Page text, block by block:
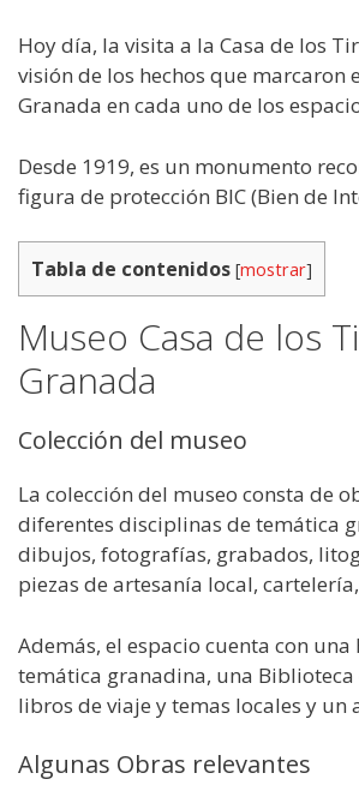
Hoy día, la visita a la Casa de los
visión de los hechos que marcaron
Granada en cada uno de los
Desde 1919, es un monumento
figura de protección BIC (Bien de
Tabla de contenidos [mostrar]
Museo Casa de los
Granada
Colección del museo
La colección del museo consta de
diferentes disciplinas de temática
dibujos, fotografías, grabados,
piezas de artesanía local,
Además, el espacio cuenta con una
temática granadina, una Biblioteca
libros de viaje y temas locales y un
Algunas Obras relevantes